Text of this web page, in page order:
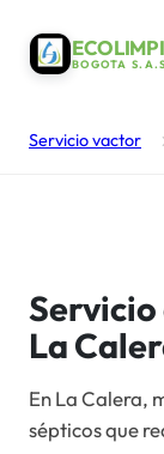
BOGOTA S.A.S
Servicio vactor
Servicio
La
En La Calera,
sépticos que